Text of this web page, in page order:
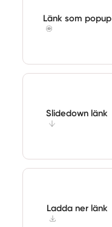
Länk som popup
Slidedown länk
Ladda ner länk